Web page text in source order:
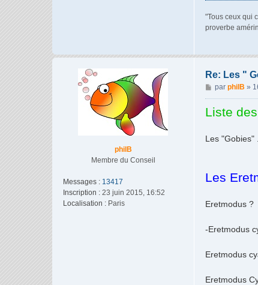
"Tous ceux qui
proverbe
philB
Membre du Conseil
Messages : 13417
Inscription : 23 juin 2015, 16:52
Localisation : Paris
Re: Les "
M
e
s
s
g
par philB »
Liste
Les "Gobies" ..
Les
Eretmodus ?
-Eretmodus
Eretmodus
Eretmodus